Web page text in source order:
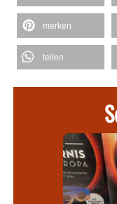
merken
teilen